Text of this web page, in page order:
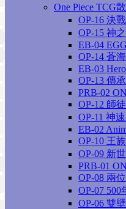
One Piece TCG
OP-16 決
OP-15 神
EB-04
OP-14 蒼
EB-03
OP-13 傳
PRB-02
OP-12 師
OP-11 神
EB-02
OP-10 王
OP-09 新
PRB-01
OP-08 兩
OP-07 500
OP-06 雙